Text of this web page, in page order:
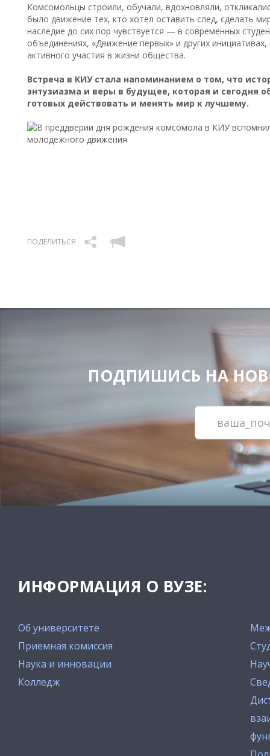
Комсомольцы строили, обучали, вдохновляли,
было движение тех, кто хотел оставить след, сделать
наследие до сих пор чувствуется — в современных
объединениях, «Движение первых» и других
активного участия в жизни общества.
Встреча в КИУ стала напоминанием о том, что
энтузиазма и веры в будущее, которая и сегодня
готовых действовать и менять мир к лучшему.
ПОДЕЛИТЬСЯ
ПОДПИШИСЬ НА
ИНФОРМАЦИЯ О ВУЗЕ:
Об университете
Приемная комиссия
Наука и инновации
Колледж